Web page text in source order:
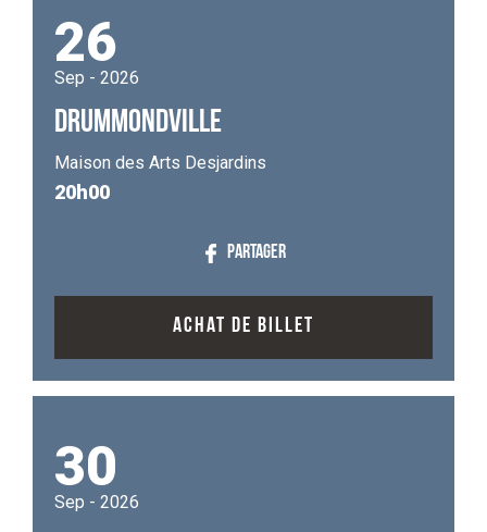
26
Sep - 2026
DRUMMONDVILLE
Maison des Arts Desjardins
20h00
PARTAGER
ACHAT DE BILLET
30
Sep - 2026